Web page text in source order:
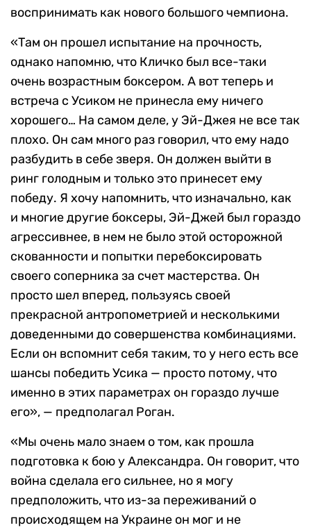
воспринимать как нового большого чемпиона.
«Там он прошел испытание на прочность,
однако напомню, что Кличко был все-таки
очень возрастным боксером. А вот теперь и
встреча с Усиком не принесла ему ничего
хорошего… На самом деле, у Эй-Джея не все так
плохо. Он сам много раз говорил, что ему надо
разбудить в себе зверя. Он должен выйти в
ринг голодным и только это принесет ему
победу. Я хочу напомнить, что изначально, как
и многие другие боксеры, Эй-Джей был гораздо
агрессивнее, в нем не было этой осторожной
скованности и попытки перебоксировать
своего соперника за счет мастерства. Он
просто шел вперед, пользуясь своей
прекрасной антропометрией и несколькими
доведенными до совершенства комбинациями.
Если он вспомнит себя таким, то у него есть все
шансы победить Усика — просто потому, что
именно в этих параметрах он гораздо лучше
его», — предполагал Роган.
«Мы очень мало знаем о том, как прошла
подготовка к бою у Александра. Он говорит, что
война сделала его сильнее, но я могу
предположить, что из-за переживаний о
происходящем на Украине он мог и не